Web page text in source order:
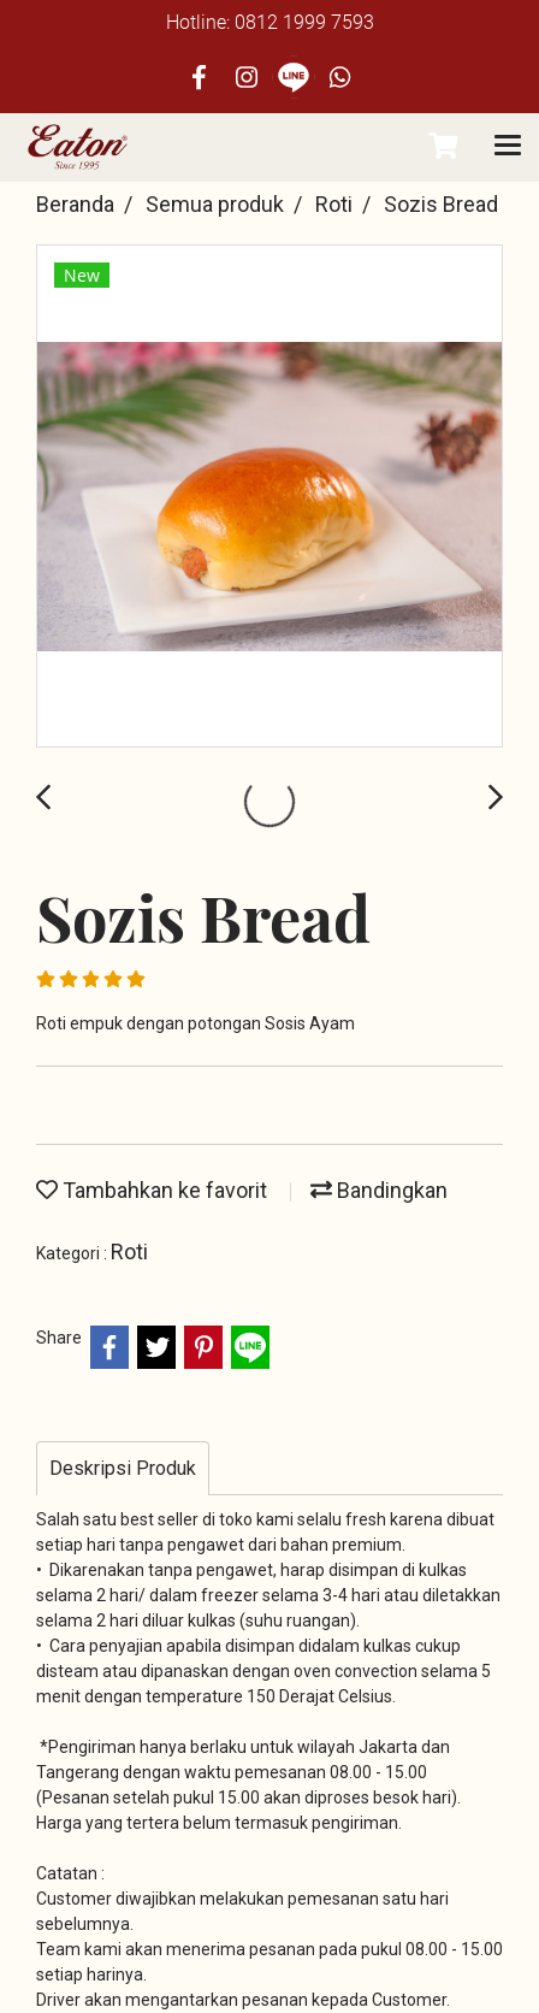
Hotline: 0812 1999 7593
Beranda Semua produk Roti Sozis Bread
New
Sozis Bread
Roti empuk dengan potongan Sosis Ayam
Tambahkan ke favorit Bandingkan
Kategori : Roti
Share
Deskripsi Produk
Salah satu best seller di toko kami selalu fresh karena dibuat
setiap hari tanpa pengawet dari bahan premium.
• Dikarenakan tanpa pengawet, harap disimpan di kulkas
selama 2 hari/ dalam freezer selama 3-4 hari atau diletakkan
selama 2 hari diluar kulkas (suhu ruangan).
• Cara penyajian apabila disimpan didalam kulkas cukup
disteam atau dipanaskan dengan oven convection selama 5
menit dengan temperature 150 Derajat Celsius.
*Pengiriman hanya berlaku untuk wilayah Jakarta dan
Tangerang dengan waktu pemesanan 08.00 - 15.00
(Pesanan setelah pukul 15.00 akan diproses besok hari).
Harga yang tertera belum termasuk pengiriman.
Catatan :
Customer diwajibkan melakukan pemesanan satu hari
sebelumnya.
Team kami akan menerima pesanan pada pukul 08.00 - 15.00
setiap harinya.
Driver akan mengantarkan pesanan kepada Customer.